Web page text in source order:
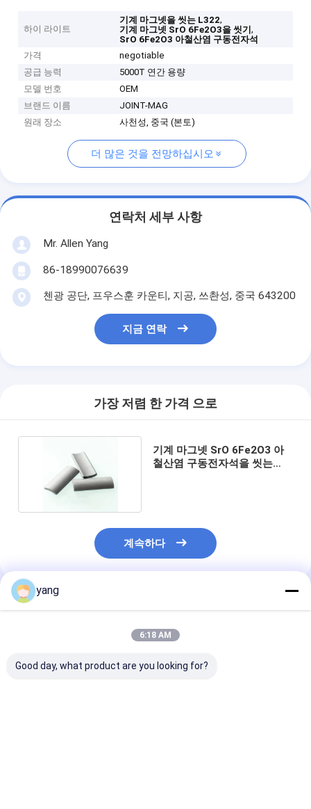
하이 라이트
기계 마그넷을 씻는 L322,
기계 마그넷 SrO 6Fe2O3을 씻기,
SrO 6Fe2O3 아철산염 구동전자석
가격
negotiable
공급 능력
5000T 연간 용량
모델 번호
OEM
브랜드 이름
JOINT-MAG
원래 장소
사천성, 중국 (본토)
더 많은 것을 전망하십시오
연락처 세부 사항
Mr. Allen Yang
86-18990076639
첸광 공단, 프우스훈 카운티, 지공, 쓰촨성, 중국 643200
지금 연락
가장 저렴 한 가격 으로
기계 마그넷 SrO 6Fe2O3 아
철산염 구동전자석을 씻는
계속하다
추천된 제품
yang
6:18 AM
Good day, what product are you looking for?